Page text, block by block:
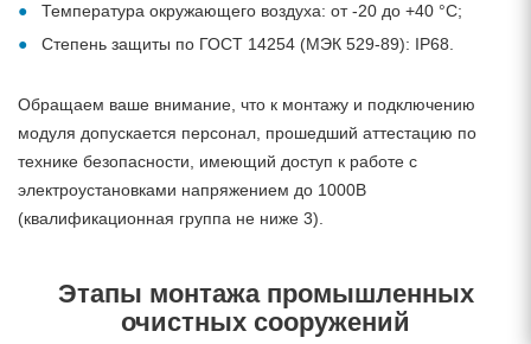
Температура окружающего воздуха: от -20 до +40 °С;
Степень защиты по ГОСТ 14254 (МЭК 529-89): IP68.
Обращаем ваше внимание, что к монтажу и подключению
модуля допускается персонал, прошедший аттестацию по
технике безопасности, имеющий доступ к работе с
электроустановками напряжением до 1000В
(квалификационная группа не ниже 3).
Этапы монтажа промышленных
очистных сооружений